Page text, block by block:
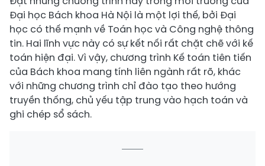
Đại học Bách khoa Hà Nội là một lợi thế, bởi Đại
học có thế mạnh về Toán học và Công nghệ thông
tin. Hai lĩnh vực này có sự kết nối rất chặt chẽ với kế
toán hiện đại. Vì vậy, chương trình Kế toán tiên tiến
của Bách khoa mang tính liên ngành rất rõ, khác
với những chương trình chỉ đào tạo theo hướng
truyền thống, chủ yếu tập trung vào hạch toán và
ghi chép sổ sách.